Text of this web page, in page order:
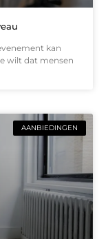
kan
wilt dat mensen
AANBIEDINGEN